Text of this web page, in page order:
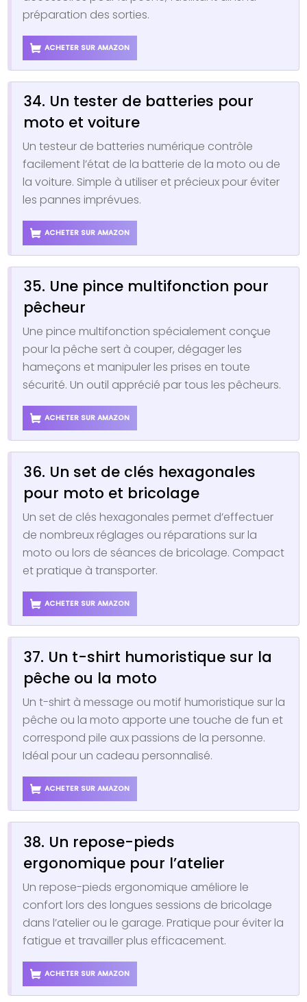
préparation des sorties.
ACHETER SUR AMAZON
34. Un tester de batteries pour
moto et voiture
Un testeur de batteries numérique contrôle
facilement l’état de la batterie de la moto ou de
la voiture. Simple à utiliser et précieux pour éviter
les pannes imprévues.
ACHETER SUR AMAZON
35. Une pince multifonction pour
pêcheur
Une pince multifonction spécialement conçue
pour la pêche sert à couper, dégager les
hameçons et manipuler les prises en toute
sécurité. Un outil apprécié par tous les pêcheurs.
ACHETER SUR AMAZON
36. Un set de clés hexagonales
pour moto et bricolage
Un set de clés hexagonales permet d’effectuer
de nombreux réglages ou réparations sur la
moto ou lors de séances de bricolage. Compact
et pratique à transporter.
ACHETER SUR AMAZON
37. Un t-shirt humoristique sur la
pêche ou la moto
Un t-shirt à message ou motif humoristique sur la
pêche ou la moto apporte une touche de fun et
correspond pile aux passions de la personne.
Idéal pour un cadeau personnalisé.
ACHETER SUR AMAZON
38. Un repose-pieds
ergonomique pour l’atelier
Un repose-pieds ergonomique améliore le
confort lors des longues sessions de bricolage
dans l’atelier ou le garage. Pratique pour éviter la
fatigue et travailler plus efficacement.
ACHETER SUR AMAZON